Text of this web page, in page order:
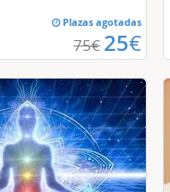
Plazas agotadas
75€ 25€